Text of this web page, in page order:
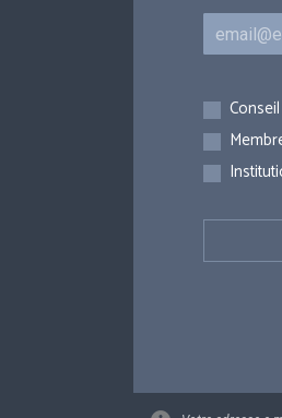
Courriel
Inscriptions